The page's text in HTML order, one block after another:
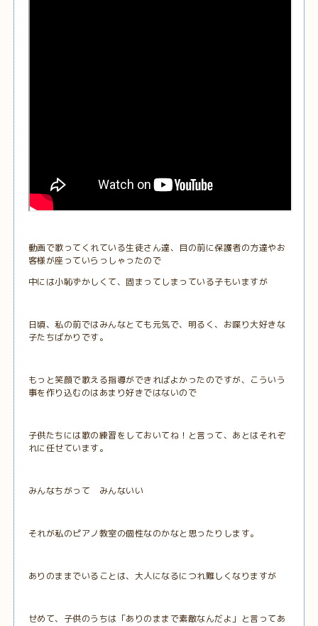
動画で歌ってくれている生徒さん達、目の前に保護者の方達やお
客様が座っていらっしゃったので
中には小恥ずかしくて、固まってしまっている子もいますが
日頃、私の前ではみんなとても元気で、明るく、お喋り大好きな
子たちばかりです。
もっと笑顔で歌える指導ができればよかったのですが、こういう
事を作り込むのはあまり好きではないので
子供たちには歌の練習をしておいてね！と言って、あとはそれぞ
れに任せています。
みんなちがって みんないい
それが私のピアノ教室の個性なのかなと思ったりします。
ありのままでいることは、大人になるにつれ難しくなりますが
せめて、子供のうちは「ありのままで素敵なんだよ」と言ってあ